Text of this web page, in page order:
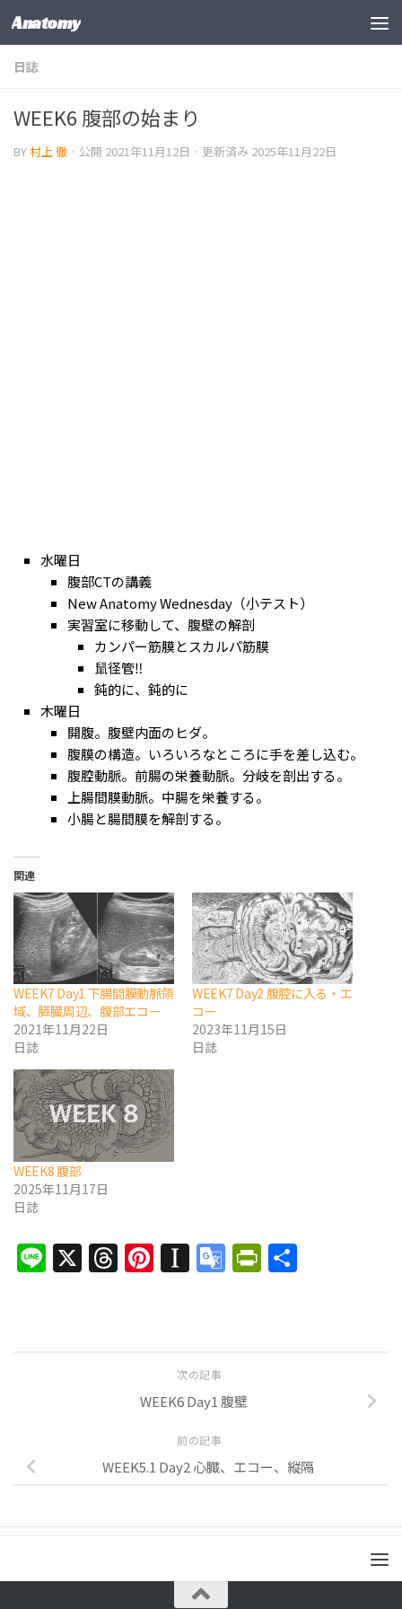
コンテンツの下
Anatomy
日誌
WEEK6 腹部の始まり
BY村上 徹 · 公開 2021年11月12日 · 更新済み 2025年11月22日
水曜日
腹部CTの講義
New Anatomy Wednesday（小テスト）
実習室に移動して、腹壁の解剖
カンパー筋膜とスカルパ筋膜
鼠径管‼
鈍的に、鈍的に
木曜日
開腹。腹壁内面のヒダ。
腹膜の構造。いろいろなところに手を差し込む。
腹腔動脈。前腸の栄養動脈。分岐を剖出する。
上腸間膜動脈。中腸を栄養する。
小腸と腸間膜を解剖する。
関連
WEEK7 Day1 下腸間膜動脈領
域、膵臓周辺、腹部エコー
2021年11月22日
日誌
WEEK7 Day2 腹腔に入る・エ
コー
2023年11月15日
日誌
WEEK8 腹部
2025年11月17日
日誌
Line
X Threads
Pinterest
Instapaper
Google
次の記事
WEEK6 Day1 腹壁
前の記事
WEEK5.1 Day2 心臓、エコー、縦隔